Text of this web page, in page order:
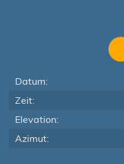
Datum:
Zeit:
Elevation:
Azimut: